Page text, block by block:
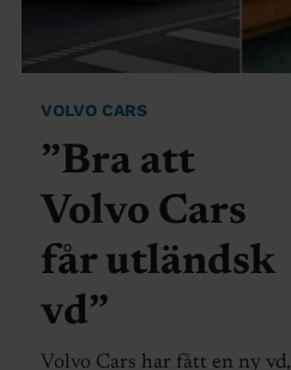
VOLVO CARS
”Bra att
Volvo Cars
får utländsk
vd”
Volvo Cars har fått en ny vd,